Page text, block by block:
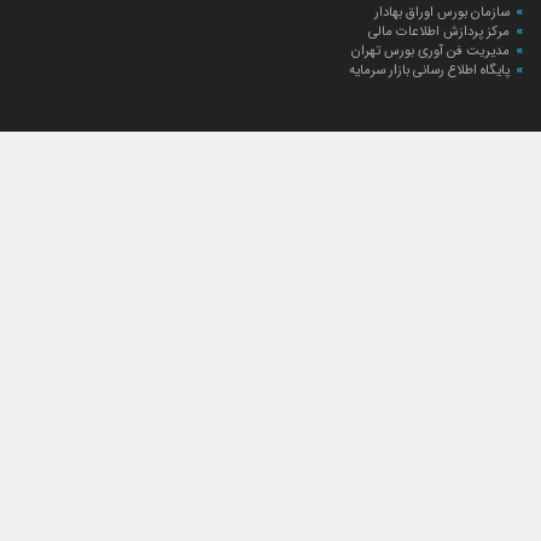
سازمان بورس اوراق بهادار
مرکز پردازش اطلاعات مالی
مدیریت فن آوری بورس تهران
پایگاه اطلاع رسانی بازار سرمایه
ارتباط با صندوق